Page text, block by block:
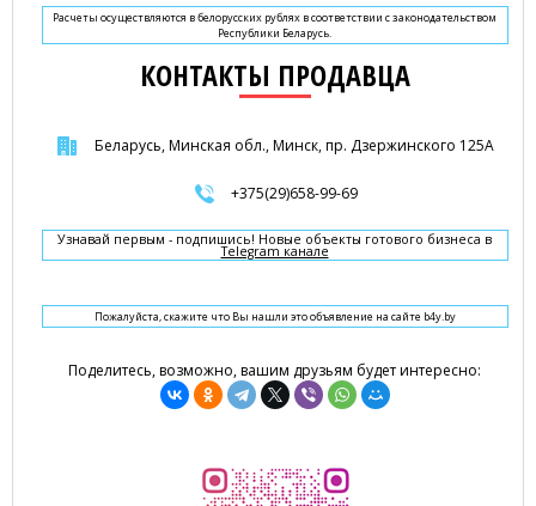
Расчеты осуществляются в белорусских рублях в соответствии с законодательством
Республики Беларусь.
КОНТАКТЫ ПРОДАВЦА
Беларусь, Минская обл., Минск, пр. Дзержинского 125А
+375(29)658-99-69
Узнавай первым - подпишись! Новые объекты готового бизнеса в
Telegram канале
Пожалуйста, скажите что Вы нашли это объявление на сайте b4y.by
Поделитесь, возможно, вашим друзьям будет интересно: